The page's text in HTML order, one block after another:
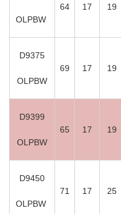
OLPBW
64 17 19
D9375
OLPBW
69 17 19
D9399
OLPBW
65 17 19
D9450
OLPBW
71 17 25